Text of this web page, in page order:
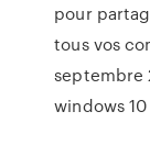
pour
tous vos
septembre
windows